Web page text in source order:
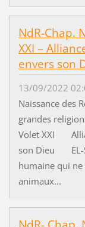
NdR-Chap.
XXI –
envers son
13/09/2022
Naissance des
grandes
Volet XXI
son Dieu EL-
humaine qui
animaux...